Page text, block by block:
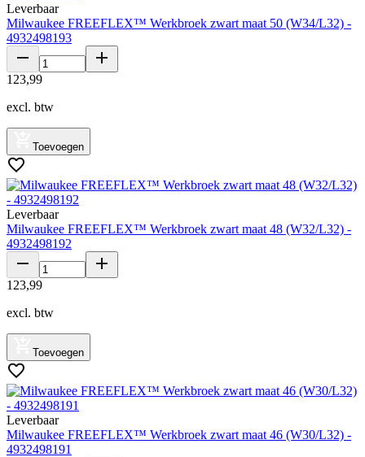
Leverbaar
Milwaukee FREEFLEX™ Werkbroek zwart maat 50 (W34/L32) -
4932498193
123,99
excl. btw
Toevoegen
Leverbaar
Milwaukee FREEFLEX™ Werkbroek zwart maat 48 (W32/L32) -
4932498192
123,99
excl. btw
Toevoegen
Leverbaar
Milwaukee FREEFLEX™ Werkbroek zwart maat 46 (W30/L32) -
4932498191